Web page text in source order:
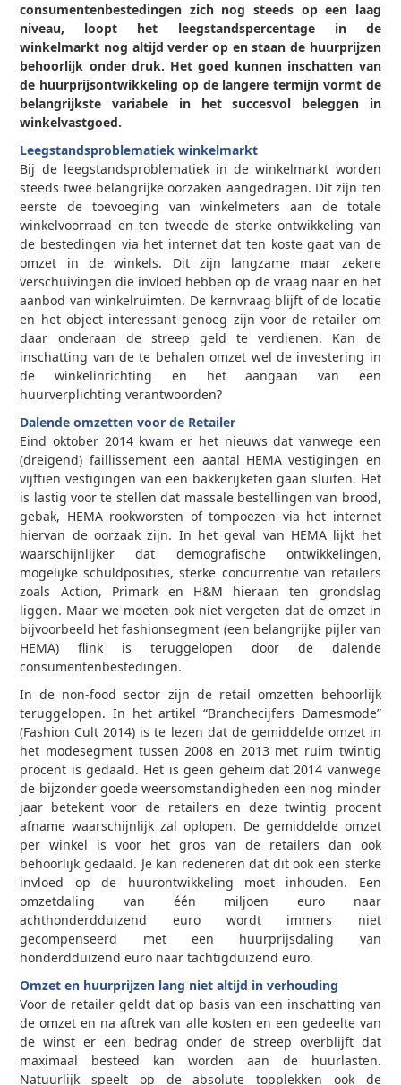
consumentenbestedingen zich nog steeds op een laag
niveau, loopt het leegstandspercentage in de
winkelmarkt nog altijd verder op en staan de huurprijzen
behoorlijk onder druk. Het goed kunnen inschatten van
de huurprijsontwikkeling op de langere termijn vormt de
belangrijkste variabele in het succesvol beleggen in
winkelvastgoed.
Leegstandsproblematiek winkelmarkt
Bij de leegstandsproblematiek in de winkelmarkt worden
steeds twee belangrijke oorzaken aangedragen. Dit zijn ten
eerste de toevoeging van winkelmeters aan de totale
winkelvoorraad en ten tweede de sterke ontwikkeling van
de bestedingen via het internet dat ten koste gaat van de
omzet in de winkels. Dit zijn langzame maar zekere
verschuivingen die invloed hebben op de vraag naar en het
aanbod van winkelruimten. De kernvraag blijft of de locatie
en het object interessant genoeg zijn voor de retailer om
daar onderaan de streep geld te verdienen. Kan de
inschatting van de te behalen omzet wel de investering in
de winkelinrichting en het aangaan van een
huurverplichting verantwoorden?
Dalende omzetten voor de Retailer
Eind oktober 2014 kwam er het nieuws dat vanwege een
(dreigend) faillissement een aantal HEMA vestigingen en
vijftien vestigingen van een bakkerijketen gaan sluiten. Het
is lastig voor te stellen dat massale bestellingen van brood,
gebak, HEMA rookworsten of tompoezen via het internet
hiervan de oorzaak zijn. In het geval van HEMA lijkt het
waarschijnlijker dat demografische ontwikkelingen,
mogelijke schuldposities, sterke concurrentie van retailers
zoals Action, Primark en H&M hieraan ten grondslag
liggen. Maar we moeten ook niet vergeten dat de omzet in
bijvoorbeeld het fashionsegment (een belangrijke pijler van
HEMA) flink is teruggelopen door de dalende
consumentenbestedingen.
In de non-food sector zijn de retail omzetten behoorlijk
teruggelopen. In het artikel “Branchecijfers Damesmode”
(Fashion Cult 2014) is te lezen dat de gemiddelde omzet in
het modesegment tussen 2008 en 2013 met ruim twintig
procent is gedaald. Het is geen geheim dat 2014 vanwege
de bijzonder goede weersomstandigheden een nog minder
jaar betekent voor de retailers en deze twintig procent
afname waarschijnlijk zal oplopen. De gemiddelde omzet
per winkel is voor het gros van de retailers dan ook
behoorlijk gedaald. Je kan redeneren dat dit ook een sterke
invloed op de huurontwikkeling moet inhouden. Een
omzetdaling van één miljoen euro naar
achthonderdduizend euro wordt immers niet
gecompenseerd met een huurprijsdaling van
honderdduizend euro naar tachtigduizend euro.
Omzet en huurprijzen lang niet altijd in verhouding
Voor de retailer geldt dat op basis van een inschatting van
de omzet en na aftrek van alle kosten en een gedeelte van
de winst er een bedrag onder de streep overblijft dat
maximaal besteed kan worden aan de huurlasten.
Natuurlijk speelt op de absolute topplekken ook de